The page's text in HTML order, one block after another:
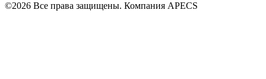
©2026 Все права защищены. Компания APECS